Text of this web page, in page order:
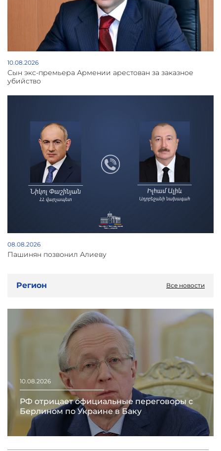
10.08.2026
Сын экс-премьера Армении арестован за заказное
убийство
08.08.2026
Пашинян позвонил Алиеву
Регион Все новости
10.08.2026
РФ отрицает официальные переговоры с
Берлином по Украине в Баку